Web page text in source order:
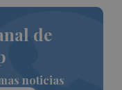
de
noticias